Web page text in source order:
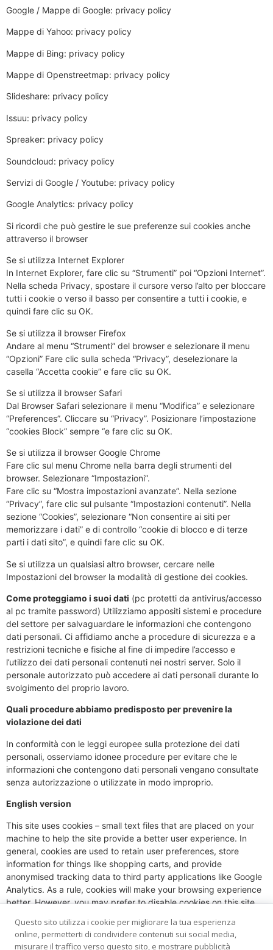
Google / Mappe di Google: privacy policy
Mappe di Yahoo: privacy policy
Mappe di Bing: privacy policy
Mappe di Openstreetmap: privacy policy
Slideshare: privacy policy
Issuu: privacy policy
Spreaker: privacy policy
Soundcloud: privacy policy
Servizi di Google / Youtube: privacy policy
Google Analytics: privacy policy
Si ricordi che può gestire le sue preferenze sui cookies anche
attraverso il browser
Se si utilizza Internet Explorer
In Internet Explorer, fare clic su “Strumenti” poi “Opzioni Internet”.
Nella scheda Privacy, spostare il cursore verso l’alto per bloccare
tutti i cookie o verso il basso per consentire a tutti i cookie, e
quindi fare clic su OK.
Se si utilizza il browser Firefox
Andare al menu “Strumenti” del browser e selezionare il menu
“Opzioni” Fare clic sulla scheda “Privacy”, deselezionare la
casella “Accetta cookie” e fare clic su OK.
Se si utilizza il browser Safari
Dal Browser Safari selezionare il menu “Modifica” e selezionare
“Preferences”. Cliccare su “Privacy”. Posizionare l’impostazione
“cookies Block” sempre “e fare clic su OK.
Se si utilizza il browser Google Chrome
Fare clic sul menu Chrome nella barra degli strumenti del
browser. Selezionare “Impostazioni”.
Fare clic su “Mostra impostazioni avanzate”. Nella sezione
“Privacy”, fare clic sul pulsante “Impostazioni contenuti”. Nella
sezione “Cookies”, selezionare “Non consentire ai siti per
memorizzare i dati” e di controllo “cookie di blocco e di terze
parti i dati sito”, e quindi fare clic su OK.
Se si utilizza un qualsiasi altro browser, cercare nelle
Impostazioni del browser la modalità di gestione dei cookies.
Come proteggiamo i suoi dati (pc protetti da antivirus/accesso
al pc tramite password) Utilizziamo appositi sistemi e procedure
del settore per salvaguardare le informazioni che contengono
dati personali. Ci affidiamo anche a procedure di sicurezza e a
restrizioni tecniche e fisiche al fine di impedire l’accesso e
l’utilizzo dei dati personali contenuti nei nostri server. Solo il
personale autorizzato può accedere ai dati personali durante lo
svolgimento del proprio lavoro.
Quali procedure abbiamo predisposto per prevenire la
violazione dei dati
In conformità con le leggi europee sulla protezione dei dati
personali, osserviamo idonee procedure per evitare che le
informazioni che contengono dati personali vengano consultate
senza autorizzazione o utilizzate in modo improprio.
English version
This site uses cookies – small text files that are placed on your
machine to help the site provide a better user experience. In
general, cookies are used to retain user preferences, store
information for things like shopping carts, and provide
anonymised tracking data to third party applications like Google
Analytics. As a rule, cookies will make your browsing experience
better. However, you may prefer to disable cookies on this site
cookies in your browser. We suggest consulting the Help section
of your browser or taking a look atthe About Cookies website
Questo sito utilizza i cookie per migliorare la tua esperienza
online, permetterti di condividere contenuti sui social media,
misurare il traffico verso questo sito, e mostrare pubblicità